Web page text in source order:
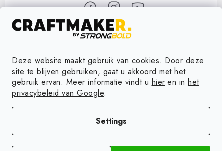
Deze website maakt gebruik van cookies. Door deze
site te blijven gebruiken, gaat u akkoord met het
gebruik ervan. Meer informatie vindt u hier en in het
privacybeleid van Google.
Settings
Informatie
Contact
Verzending
Algemene Voorwaarden
Wij accepteren online betalingen
Gemaakt door Shoptet Premium
bewerken